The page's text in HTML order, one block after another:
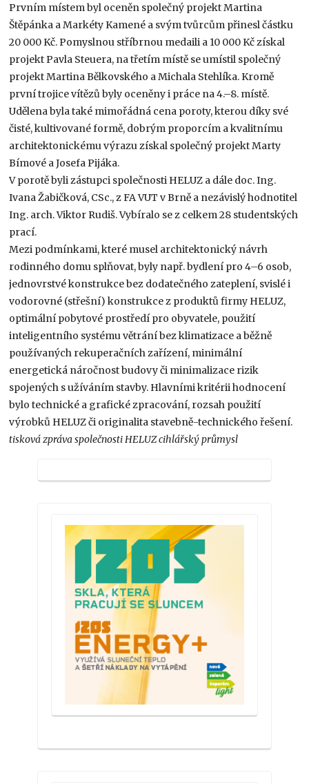
Prvním místem byl oceněn společný projekt Martina
Štěpánka a Markéty Kamené a svým tvůrcům přinesl částku
20 000 Kč. Pomyslnou stříbrnou medaili a 10 000 Kč získal
projekt Pavla Steuera, na třetím místě se umístil společný
projekt Martina Bělkovského a Michala Stehlíka. Kromě
první trojice vítězů byly oceněny i práce na 4.–8. místě.
Udělena byla také mimořádná cena poroty, kterou díky své
čisté, kultivované formě, dobrým proporcím a kvalitnímu
architektonickému výrazu získal společný projekt Marty
Bímové a Josefa Pijáka.
V porotě byli zástupci společnosti HELUZ a dále doc. Ing.
Ivana Žabičková, CSc., z FA VUT v Brně a nezávislý hodnotitel
Ing. arch. Viktor Rudiš. Vybíralo se z celkem 28 studentských
prací.
Mezi podmínkami, které musel architektonický návrh
rodinného domu splňovat, byly např. bydlení pro 4–6 osob,
jednovrstvé konstrukce bez dodatečného zateplení, svislé i
vodorovné (střešní) konstrukce z produktů firmy HELUZ,
optimální pobytové prostředí pro obyvatele, použití
inteligentního systému větrání bez klimatizace a běžně
používaných rekuperačních zařízení, minimální
energetická náročnost budovy či minimalizace rizik
spojených s užíváním stavby. Hlavními kritérii hodnocení
bylo technické a grafické zpracování, rozsah použití
výrobků HELUZ či originalita stavebně-technického řešení.
tisková zpráva společnosti HELUZ cihlářský průmysl